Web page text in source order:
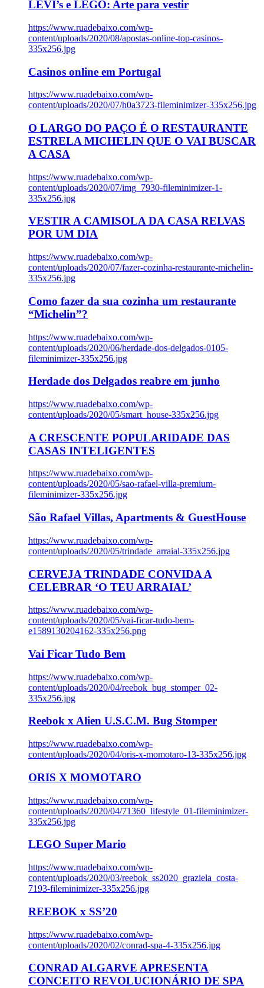
LEVI’s e LEGO: Arte para vestir
https://www.ruadebaixo.com/wp-
content/uploads/2020/08/apostas-online-top-casinos-
335x256.jpg
Casinos online em Portugal
https://www.ruadebaixo.com/wp-
content/uploads/2020/07/h0a3723-fileminimizer-335x256.jpg
O LARGO DO PAÇO É O RESTAURANTE
ESTRELA MICHELIN QUE O VAI BUSCAR
A CASA
https://www.ruadebaixo.com/wp-
content/uploads/2020/07/img_7930-fileminimizer-1-
335x256.jpg
VESTIR A CAMISOLA DA CASA RELVAS
POR UM DIA
https://www.ruadebaixo.com/wp-
content/uploads/2020/07/fazer-cozinha-restaurante-michelin-
335x256.jpg
Como fazer da sua cozinha um restaurante
“Michelin”?
https://www.ruadebaixo.com/wp-
content/uploads/2020/06/herdade-dos-delgados-0105-
fileminimizer-335x256.jpg
Herdade dos Delgados reabre em junho
https://www.ruadebaixo.com/wp-
content/uploads/2020/05/smart_house-335x256.jpg
A CRESCENTE POPULARIDADE DAS
CASAS INTELIGENTES
https://www.ruadebaixo.com/wp-
content/uploads/2020/05/sao-rafael-villa-premium-
fileminimizer-335x256.jpg
São Rafael Villas, Apartments & GuestHouse
https://www.ruadebaixo.com/wp-
content/uploads/2020/05/trindade_arraial-335x256.jpg
CERVEJA TRINDADE CONVIDA A
CELEBRAR ‘O TEU ARRAIAL’
https://www.ruadebaixo.com/wp-
content/uploads/2020/05/vai-ficar-tudo-bem-
e1589130204162-335x256.png
Vai Ficar Tudo Bem
https://www.ruadebaixo.com/wp-
content/uploads/2020/04/reebok_bug_stomper_02-
335x256.jpg
Reebok x Alien U.S.C.M. Bug Stomper
https://www.ruadebaixo.com/wp-
content/uploads/2020/04/oris-x-momotaro-13-335x256.jpg
ORIS X MOMOTARO
https://www.ruadebaixo.com/wp-
content/uploads/2020/04/71360_lifestyle_01-fileminimizer-
335x256.jpg
LEGO Super Mario
https://www.ruadebaixo.com/wp-
content/uploads/2020/03/reebok_ss2020_graziela_costa-
7193-fileminimizer-335x256.jpg
REEBOK x SS’20
https://www.ruadebaixo.com/wp-
content/uploads/2020/02/conrad-spa-4-335x256.jpg
CONRAD ALGARVE APRESENTA
CONCEITO REVOLUCIONÁRIO DE SPA